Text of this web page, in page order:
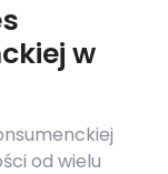
w
od wielu